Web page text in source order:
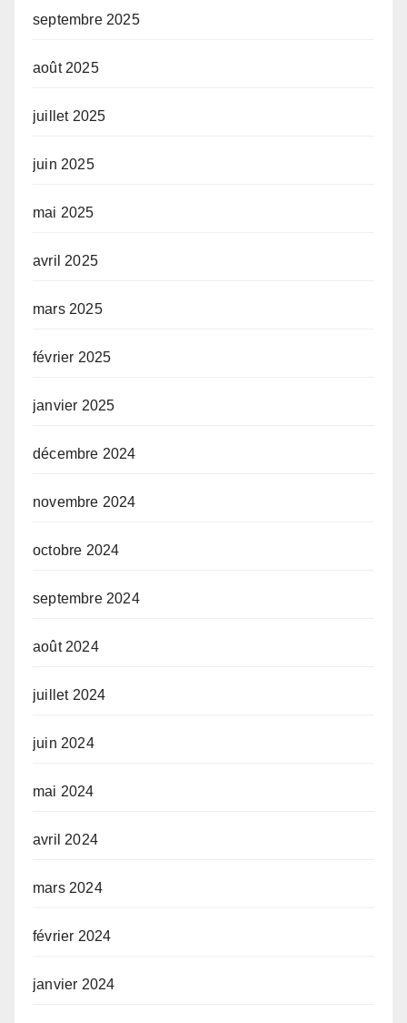
septembre 2025
août 2025
juillet 2025
juin 2025
mai 2025
avril 2025
mars 2025
février 2025
janvier 2025
décembre 2024
novembre 2024
octobre 2024
septembre 2024
août 2024
juillet 2024
juin 2024
mai 2024
avril 2024
mars 2024
février 2024
janvier 2024